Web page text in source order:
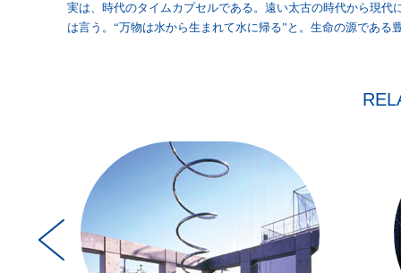
実は、時代のタイムカプセルである。遠い太古の時代から現
は言う。“万物は水から生まれて水に帰る”と。生命の源であ